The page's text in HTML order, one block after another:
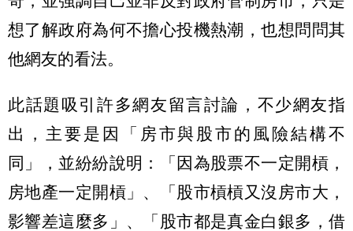
想了解政府為何不擔心投機熱潮，也想問問其
他網友的看法。
此話題吸引許多網友留言討論，不少網友指
出，主要是因「房市與股市的風險結構不
同」，並紛紛說明：「因為股票不一定開槓，
房地產一定開槓」、「股市槓槓又沒房市大，
影響差這麼多」、「股市都是真金白銀多，借